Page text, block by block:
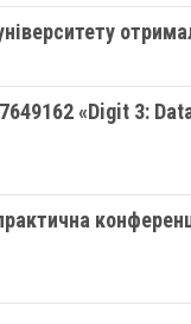
«Digit 3: